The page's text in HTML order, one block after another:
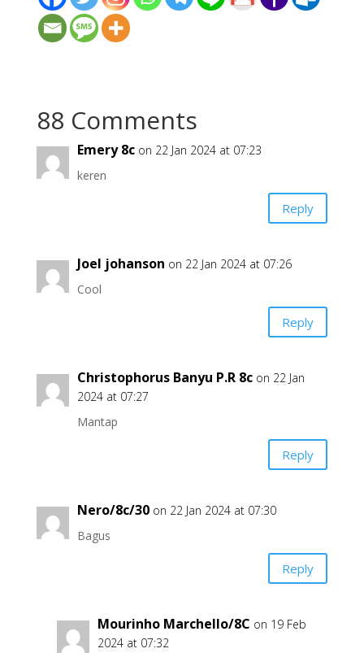
88 Comments
Emery 8c on 22 Jan 2024 at 07:23
keren
Reply
Joel johanson on 22 Jan 2024 at 07:26
Cool
Reply
Christophorus Banyu P.R 8c on 22 Jan
2024 at 07:27
Mantap
Reply
Nero/8c/30 on 22 Jan 2024 at 07:30
Bagus
Reply
Mourinho Marchello/8C on 19 Feb
2024 at 07:32